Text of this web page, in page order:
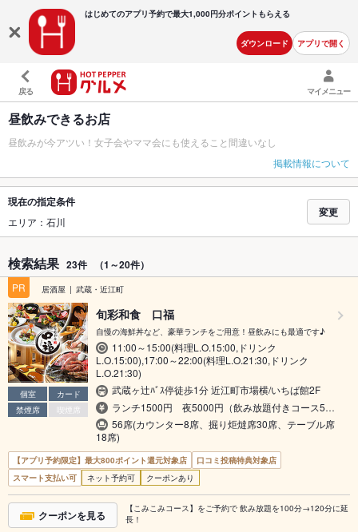
はじめてのアプリ予約で最大1,000円分ポイントもらえる
ダウンロード アプリで開く
戻る マイメニュー
昼飲みできるお店
昼飲みが今アツい！女子会やママ会にも使えること間違いなし
掲載情報について
現在の指定条件
エリア：石川
変更
検索結果 23件 （1～20件）
PR 居酒屋 武蔵・近江町
個室
カード
禁煙席
喫煙席
旬彩和食 口福
自慢の海鮮丼など、豪華ランチをご用意！昼飲みにも最適です♪
11:00～15:00(料理L.O.15:00,ドリンク
L.O.15:00),17:00～22:00(料理L.O.21:30,ドリンク
L.O.21:30)
武蔵ヶ辻ﾊﾞｽ停徒歩1分 近江町市場横/いちば館2F
ランチ1500円 夜5000円（飲み放題付きコース5…
56席(カウンター8席、掘り炬燵席30席、テーブル席
18席)
【アプリ予約限定】最大800ポイント還元対象店
口コミ投稿特典対象店
スマート支払い可
ネット予約可 クーポンあり
クーポンを見る
【こみこみコース】をご予約で 飲み放題を100分→120分に延
長！